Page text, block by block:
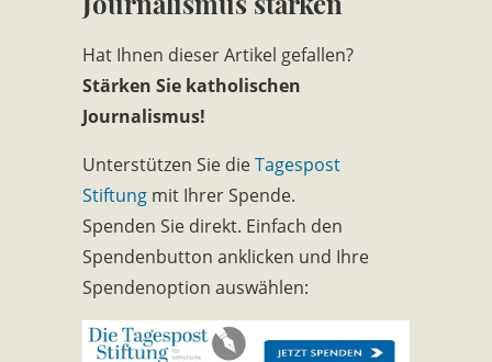
Hat Ihnen dieser Artikel gefallen?
Stärken Sie katholischen
Journalismus!
Unterstützen Sie dieTagespost
Stiftung mit Ihrer Spende.
Spenden Sie direkt. Einfach den
Spendenbutton anklicken und Ihre
Spendenoption auswählen: